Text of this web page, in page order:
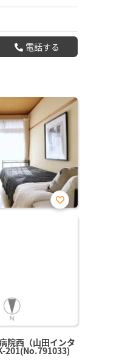
電話する
院西（山田インタ
201(No.791033)
お気